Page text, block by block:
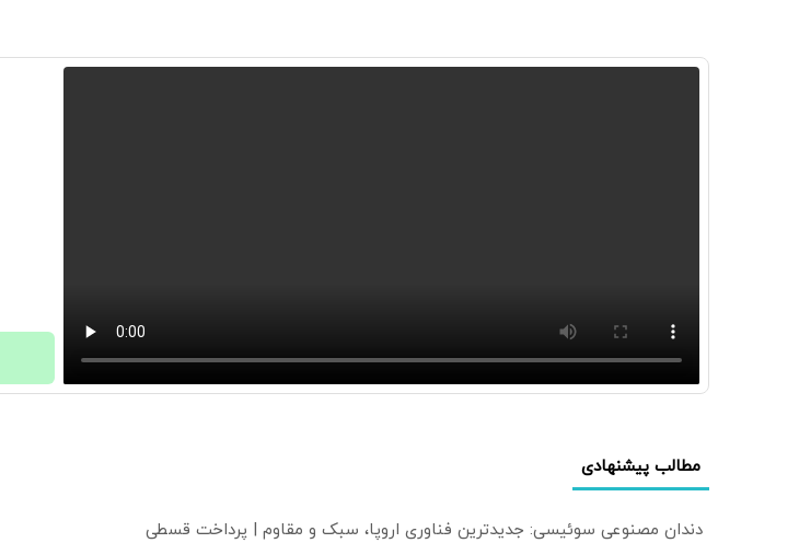
مطالب پیشنهادی
دندان مصنوعی سوئیسی: جدیدترین فناوری اروپا، سبک و مقاوم | پرداخت قسطی